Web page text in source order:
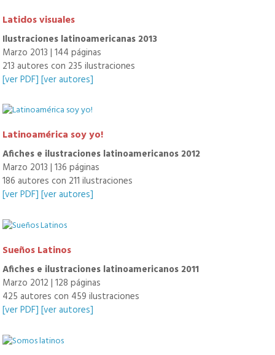
Latidos visuales
Ilustraciones latinoamericanas 2013
Marzo 2013 | 144 páginas
213 autores con 235 ilustraciones
[ver PDF] [ver autores]
Latinoamérica soy yo!
Afiches e ilustraciones latinoamericanos 2012
Marzo 2013 | 136 páginas
186 autores con 211 ilustraciones
[ver PDF] [ver autores]
Sueños Latinos
Afiches e ilustraciones latinoamericanos 2011
Marzo 2012 | 128 páginas
425 autores con 459 ilustraciones
[ver PDF] [ver autores]